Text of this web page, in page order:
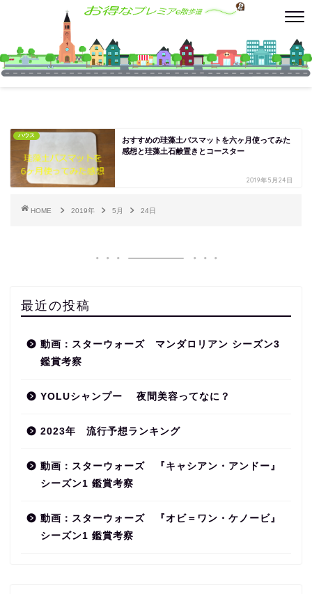
ハウス
おすすめの珪藻土バスマットを六ヶ月使ってみた
感想と珪藻土石鹸置きとコースター
2019年5月24日
HOME 2019年 5月 24日
最近の投稿
動画：スターウォーズ マンダロリアン シーズン3
鑑賞考察
YOLUシャンプー 夜間美容ってなに？
2023年 流行予想ランキング
動画：スターウォーズ 『キャシアン・アンドー』
シーズン1 鑑賞考察
動画：スターウォーズ 『オビ＝ワン・ケノービ』
シーズン1 鑑賞考察